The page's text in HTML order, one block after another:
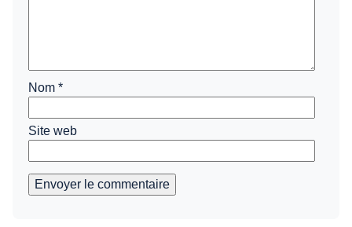
Nom *
Site web
Envoyer le commentaire